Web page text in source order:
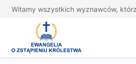
Witamy wszystkich wyznawców,